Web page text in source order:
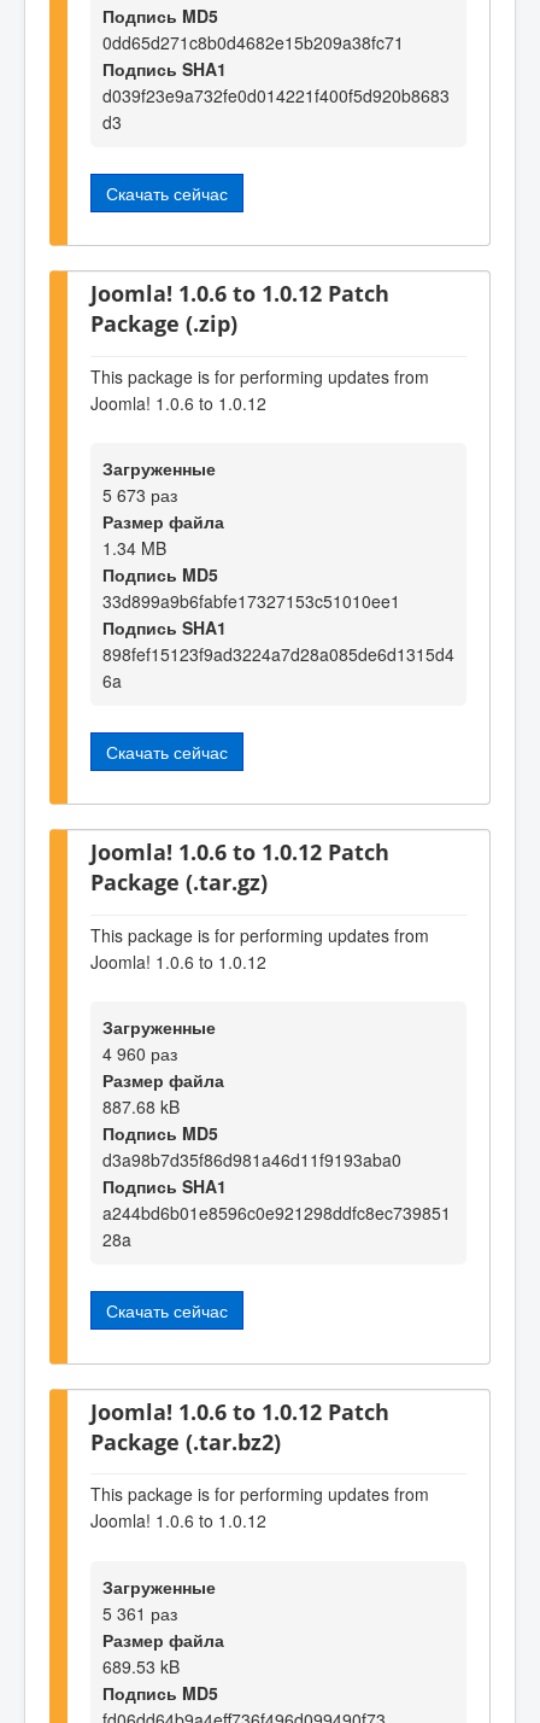
Подпись MD5
0dd65d271c8b0d4682e15b209a38fc71
Подпись SHA1
d039f23e9a732fe0d014221f400f5d920b8683
d3
Скачать сейчас
Joomla! 1.0.6 to 1.0.12 Patch
Package (.zip)
This package is for performing updates from
Joomla! 1.0.6 to 1.0.12
Загруженные
5 673 раз
Размер файла
1.34 MB
Подпись MD5
33d899a9b6fabfe17327153c51010ee1
Подпись SHA1
898fef15123f9ad3224a7d28a085de6d1315d4
6a
Скачать сейчас
Joomla! 1.0.6 to 1.0.12 Patch
Package (.tar.gz)
This package is for performing updates from
Joomla! 1.0.6 to 1.0.12
Загруженные
4 960 раз
Размер файла
887.68 kB
Подпись MD5
d3a98b7d35f86d981a46d11f9193aba0
Подпись SHA1
a244bd6b01e8596c0e921298ddfc8ec739851
28a
Скачать сейчас
Joomla! 1.0.6 to 1.0.12 Patch
Package (.tar.bz2)
This package is for performing updates from
Joomla! 1.0.6 to 1.0.12
Загруженные
5 361 раз
Размер файла
689.53 kB
Подпись MD5